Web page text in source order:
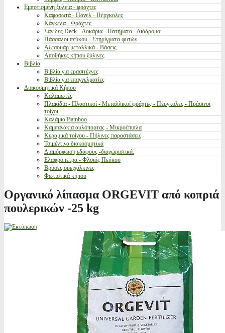
Εμποτισμένη ξυλεία - φράχτες
Καφασωτά - Πάνελ - Πέργκολες
Κάγκελα - Φράχτες
Σανίδες Deck - Δοκάρια - Πατήματα - Διάδρομοι
Πάσσαλοι πεύκου - Στηρίγματα φυτών
Αξεσουάρ μεταλλικά - Βάσεις
Αποθήκες κήπου ξύλινες
Βιβλία
Βιβλία για ερασιτέχνες
Βιβλία για επαγγελματίες
Διακοσμητικά Κήπου
Καλαμωτές
Πλακίδια - Πλαστικοί - Μεταλλικοί φράχτες - Πέργκολες - Πράσινοι
τοίχοι
Καλάμια Bamboo
Καμπανάκια αυλόπορτας - Μικροέπιπλα
Κεραμικά τοίχου - Πήλινες παραστάσεις
Τσιμέντινα διακοσμητικά
Διαμόρφωση εδάφους -διαχωριστικά.
Ελαφρόπετρα - Φλοιός Πεύκου
Βρύσες ορειχάλκινες
Φωτιστικά κήπου
Οργανικό λίπασμα ORGEVIT από κοπριά
πουλερικών -25 kg